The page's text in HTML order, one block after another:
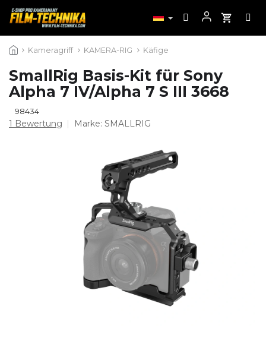
Inhalt Kameragriff KAMERA-RIG Käfige
SmallRig Basis-Kit für Sony
Alpha 7 IV/Alpha 7 S III 3668
98434
Die
1 Bewertung Marke: SMALLRIG